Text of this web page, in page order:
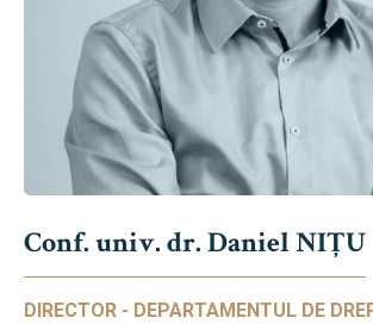
Conf. univ. dr. Daniel NIŢU
DIRECTOR - DEPARTAMENTUL DE